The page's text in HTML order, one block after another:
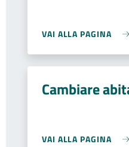
VAI ALLA PAGINA
Cambiare
VAI ALLA PAGINA